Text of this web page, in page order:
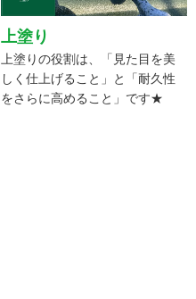
上塗り
上塗りの役割は、「見た目を美
しく仕上げること」と「耐久性
をさらに高めること」です★